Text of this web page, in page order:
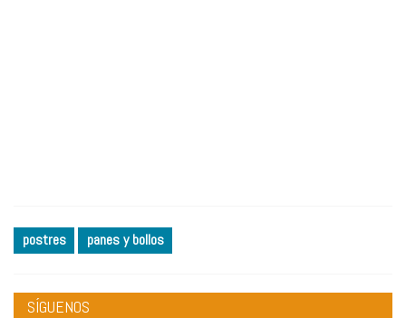
postres panes y bollos
SÍGUENOS